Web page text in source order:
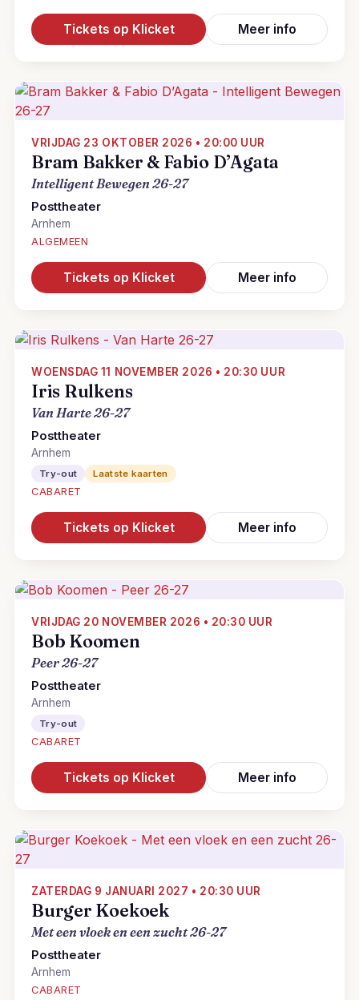
Tickets op Klicket Meer info
VRIJDAG 23 OKTOBER 2026 • 20:00 UUR
Bram Bakker & Fabio D’Agata
Intelligent Bewegen 26-27
Posttheater
Arnhem
ALGEMEEN
Tickets op Klicket Meer info
WOENSDAG 11 NOVEMBER 2026 • 20:30 UUR
Iris Rulkens
Van Harte 26-27
Posttheater
Arnhem
Try-out Laatste kaarten
CABARET
Tickets op Klicket Meer info
VRIJDAG 20 NOVEMBER 2026 • 20:30 UUR
Bob Koomen
Peer 26-27
Posttheater
Arnhem
Try-out
CABARET
Tickets op Klicket Meer info
ZATERDAG 9 JANUARI 2027 • 20:30 UUR
Burger Koekoek
Met een vloek en een zucht 26-27
Posttheater
Arnhem
CABARET